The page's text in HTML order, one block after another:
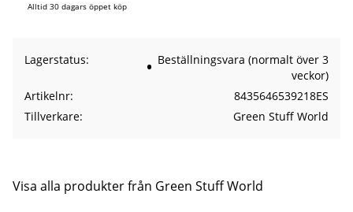
Alltid 30 dagars öppet köp
Lagerstatus
Beställningsvara (normalt över 3
veckor)
Artikelnr
8435646539218ES
Tillverkare
Green Stuff World
Visa alla produkter från Green Stuff World